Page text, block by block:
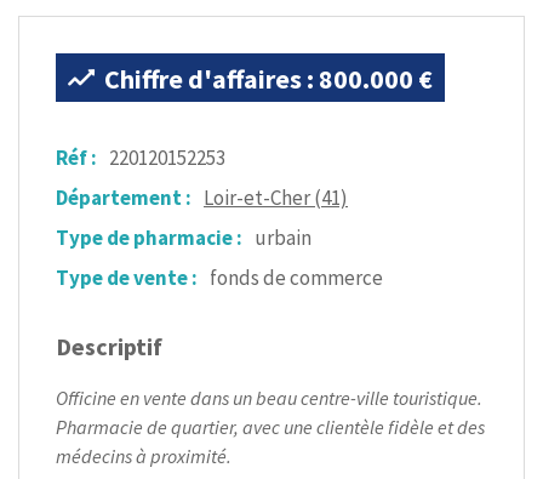
Chiffre d'affaires : 800.000 €
Réf : 220120152253
Département : Loir-et-Cher (41)
Type de pharmacie : urbain
Type de vente : fonds de commerce
Descriptif
Officine en vente dans un beau centre-ville touristique.
Pharmacie de quartier, avec une clientèle fidèle et des
médecins à proximité.